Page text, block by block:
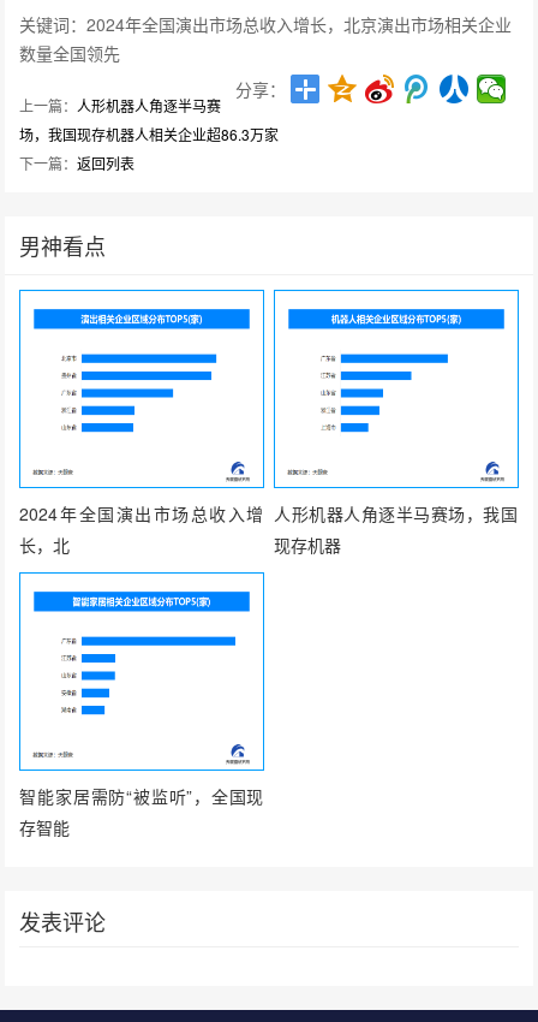
关键词：2024年全国演出市场总收入增长，北京演出市场相关企业
数量全国领先
分享：
上一篇： 人形机器人角逐半马赛
场，我国现存机器人相关企业超86.3万家
下一篇：返回列表
男神看点
2024年全国演出市场总收入增
长，北
人形机器人角逐半马赛场，我国
现存机器
智能家居需防“被监听”，全国现
存智能
发表评论